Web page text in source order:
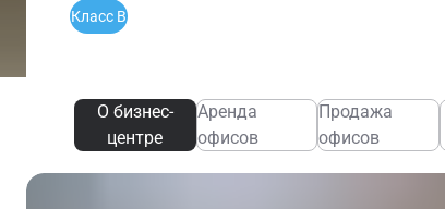
Класс B
О бизнес-
центре
Аренда
офисов
Продажа
офисов